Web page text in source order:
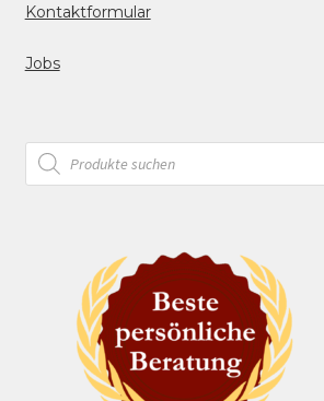
Kontaktformular
Jobs
Products
search